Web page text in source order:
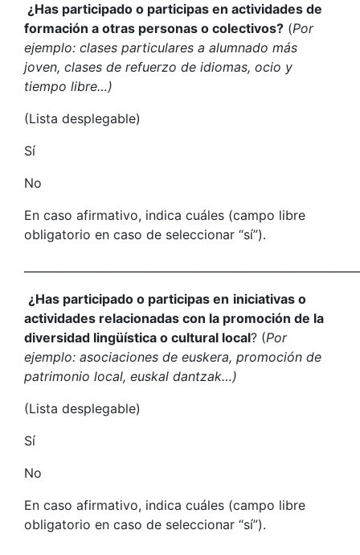
¿Has participado o participas en actividades de
formación a otras personas o colectivos? (Por
ejemplo: clases particulares a alumnado más
joven, clases de refuerzo de idiomas, ocio y
tiempo libre…)
(Lista desplegable)
Sí
No
En caso afirmativo, indica cuáles (campo libre
obligatorio en caso de seleccionar “sí”).
¿Has participado o participas en iniciativas o
actividades relacionadas con la promoción de la
diversidad lingüística o cultural local? (Por
ejemplo: asociaciones de euskera, promoción de
patrimonio local, euskal dantzak…)
(Lista desplegable)
Sí
No
En caso afirmativo, indica cuáles (campo libre
obligatorio en caso de seleccionar “sí”).